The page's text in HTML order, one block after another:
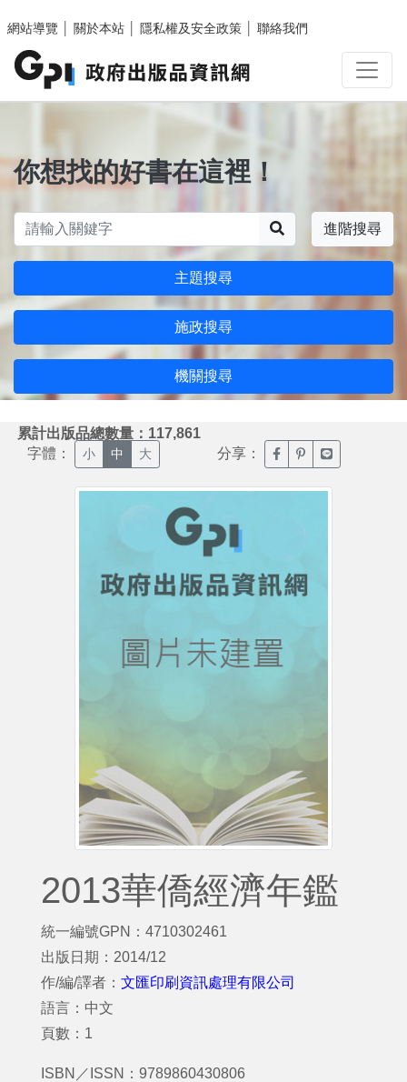
網站導覽
關於本站 隱私權及安全政策 聯絡我們
你想找的好書在這裡！
進階搜尋
主題搜尋
施政搜尋
機關搜尋
累計出版品總數量：117,861
字體： 小 中 大 分享： 臉書分享(另開新視窗)
噗浪分享(另開新
Line分享(另
2013華僑經濟年鑑
統一編號GPN：4710302461
出版日期：2014/12
作/編/譯者： 文匯印刷資訊處理有限公司
語言：中文
頁數：1
ISBN／ISSN：9789860430806